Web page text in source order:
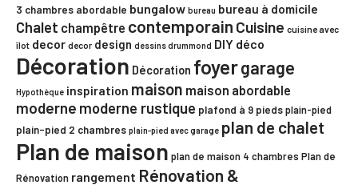
3 chambres abordable bungalow bureau bureau à domicile
Chalet champêtre contemporain Cuisine cuisine avec
îlot decor decor design dessins drummond DIY déco
Décoration Décoration foyergarage
Hypothèque inspiration maison maison abordable
moderne moderne rustique plafond à 9 piedsplain-pied
plain-pied 2 chambres plain-pied avec garage plan de chalet
Plan de maison plan de maison 4 chambres Plan de
Rénovation rangement Rénovation &